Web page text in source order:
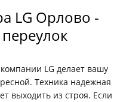
LG Орлово -
LG делает вашу
Техника надежная
выходить из строя. Если